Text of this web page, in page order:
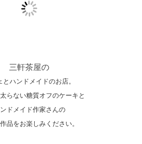
三軒茶屋の
とハンドメイドのお店。
らない糖質オフのケーキと
ドメイド作家さんの
品をお楽しみください。